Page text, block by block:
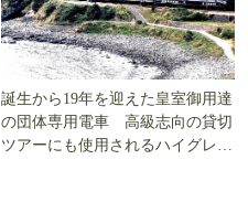
誕生から19年を迎えた皇室御用達
の団体専用電車 高級志向の貸切
ツアーにも使用されるハイグレー